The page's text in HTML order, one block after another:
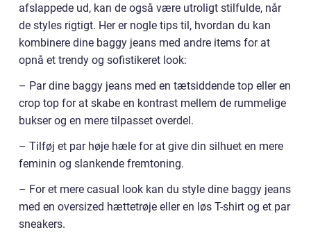
afslappede ud, kan de også være utroligt stilfulde, når
de styles rigtigt. Her er nogle tips til, hvordan du kan
kombinere dine baggy jeans med andre items for at
opnå et trendy og sofistikeret look:
– Par dine baggy jeans med en tætsiddende top eller en
crop top for at skabe en kontrast mellem de rummelige
bukser og en mere tilpasset overdel.
– Tilføj et par høje hæle for at give din silhuet en mere
feminin og slankende fremtoning.
– For et mere casual look kan du style dine baggy jeans
med en oversized hættetrøje eller en løs T-shirt og et par
sneakers.